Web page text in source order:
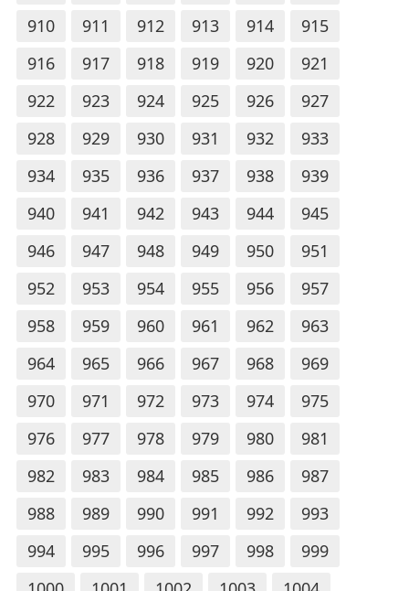
910
911 912 913 914
915
916
917 918 919 920
921
922
923 924 925 926
927
928
929 930 931 932
933
934
935 936 937 938
939
940
941 942 943 944
945
946
947 948 949 950
951
952
953 954 955 956
957
958
959 960 961 962
963
964
965 966 967 968
969
970
971 972 973 974
975
976
977 978 979 980
981
982
983 984 985 986
987
988
989 990 991 992
993
994
995 996 997 998
999